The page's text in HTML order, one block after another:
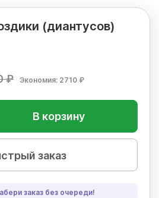
(диантусов)
₽ Экономия: 2710 ₽
В корзину
заказ
заказ без очереди!